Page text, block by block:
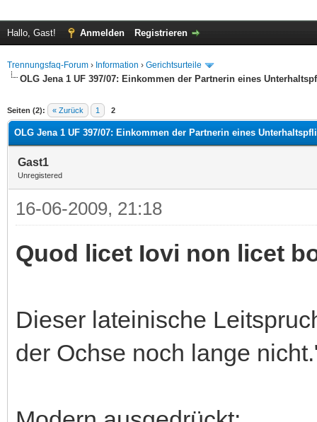
Hallo, Gast! Anmelden Registrieren
Trennungsfaq-Forum › Information › Gerichtsurteile
OLG Jena 1 UF 397/07: Einkommen der Partnerin eines
Seiten (2): « Zurück 1 2
Durchschnitt
OLG Jena 1 UF 397/07: Einkommen der Partnerin eines
Gast1
Unregistered
16-06-2009, 21:18
Quod licet Iovi non licet
Dieser lateinische
der Ochse noch lange